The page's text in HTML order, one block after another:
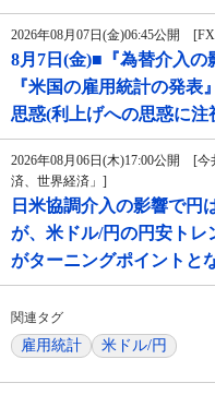
2026年08月07日(金)06:45公開
8月7日(金)■『為替介入の
『米国の雇用統計の発
思惑(利上げへの思惑に注
2026年08月06日(木)17:00公開 [
済、世界経済」]
日米協調介入の影響で円
が、米ドル/円の円安トレ
がターニングポイントと
関連タグ
雇用統計 米ドル/円